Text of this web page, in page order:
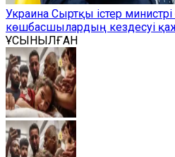
Украина Сыртқы істер министрі
көшбасшылардың кездесуі
ҰСЫНЫЛҒАН